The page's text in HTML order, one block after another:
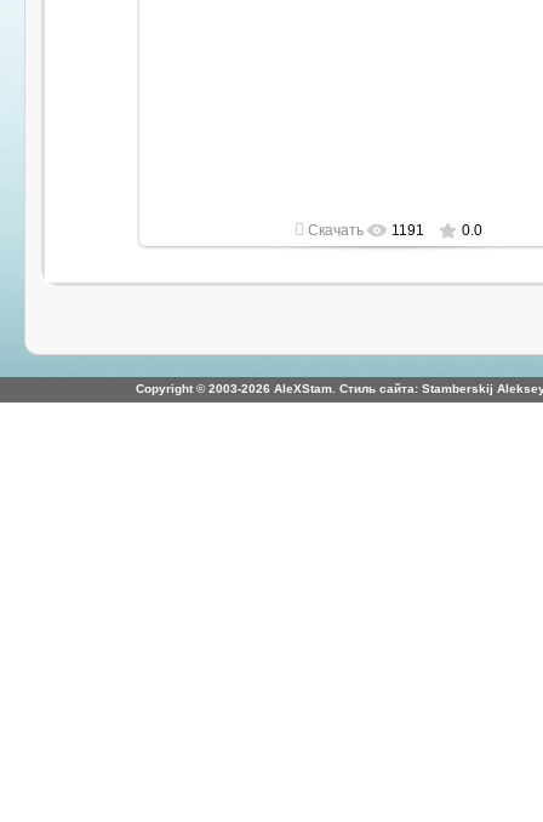
Скачать 1191 0.0
Copyright © 2003-2026 AleXStam. Стиль сайта: Stamberskij